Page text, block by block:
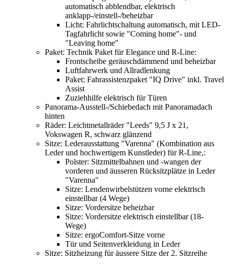
automatisch abblendbar, elektrisch
anklapp-/einstell-/beheizbar
Licht: Fahrlichtschaltung automatisch, mit LED-
Tagfahrlicht sowie "Coming home"- und
"Leaving home"
Paket: Technik Paket für Elegance und R-Line:
Frontscheibe geräuschdämmend und beheizbar
Luftfahrwerk und Allradlenkung
Paket: Fahrassistenzpaket "IQ Drive" inkl. Travel
Assist
Zuziehhilfe elektrisch für Türen
Panorama-Ausstell-/Schiebedach mit Panoramadach
hinten
Räder: Leichtmetallräder "Leeds" 9,5 J x 21,
Vokswagen R, schwarz glänzend
Sitze: Lederausstattung "Varenna" (Kombination aus
Leder und hochwertigem Kunstleder) für R-Line,:
Polster: Sitzmittelbahnen und -wangen der
vorderen und äusseren Rücksitzplätze in Leder
"Varenna"
Sitze: Lendenwirbelstützen vorne elektrisch
einstellbar (4 Wege)
Sitze: Vordersitze beheizbar
Sitze: Vordersitze elektrisch einstellbar (18-
Wege)
Sitze: ergoComfort-Sitze vorne
Tür und Seitenverkleidung in Leder
Sitze: Sitzheizung für äussere Sitze der 2. Sitzreihe